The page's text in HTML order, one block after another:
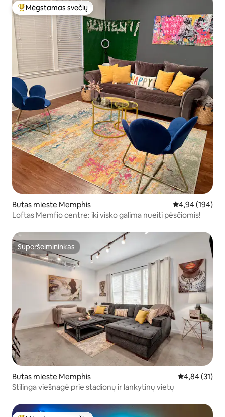
Svečių mėgstamiausias
Mėgstamas svečių
Butas mieste Memphis Vidutinis
4,94 (194)
Loftas Memfio centre: iki visko galima nueiti pėsčiomis!
Superšeimininkas
Superšeimininkas
Butas mieste Memphis Vidutinis
4,84 (31)
Stilinga viešnagė prie stadionų ir lankytinų vietų